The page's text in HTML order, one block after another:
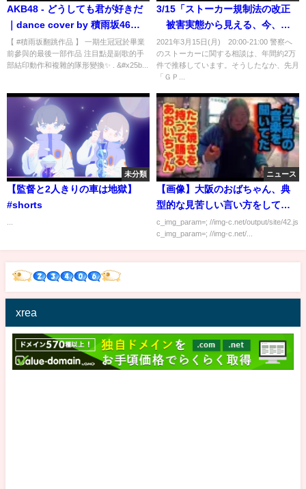
AKB48 - どうしても君が好きだ
｜dance cover by 積雨坂46
from Taiwan
【 #積雨坂翻跳作品 】 一期生冠冠於畢業
前參與的最後一部作品 注目點是副歌的手
部結印動作和複雜的隊形變換✨ . &#x25b...
3/15「ストーカー規制法の改正
被害実態から見える、今、必
要なことは？」
2021年3月15日(月) 20:00-21:00 警察へ
のストーカーに関する相談は、年間約2万
件で推移しています。そうしたなか、先月
「ＧＰ...
未分類
【監督と2人きりの車は地獄】
#shorts
ニュース
【画像】大阪のおばちゃん、典
型的な見苦しい言い方をしてし
まう
c_img_param=; //img-c.net/output/site/42.js
c_img_param=; //img-c.net/...
xrea